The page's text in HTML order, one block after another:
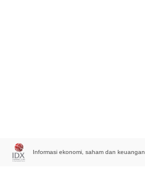
Informasi ekonomi, saham dan